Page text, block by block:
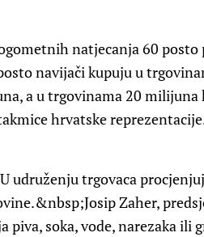
natjecanja 60
navijači kupuju u
a u trgovinama 20 milijuna
hrvatske
udruženju trgovaca
&nbsp;Josip Zaher,
piva, soka, vode, narezaka ili